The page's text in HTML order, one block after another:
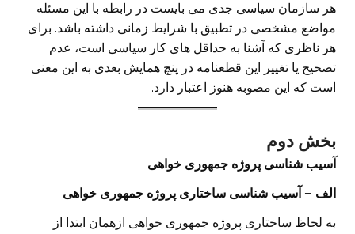
هر سازمان سیاسی جدی می بایست در رابطه با این مسئله
مواضع مشخصی در تطبیق با شرایط زمانی داشته باشد. برای
هر ناظری که آشنا به حداقل های کار سیاسی است، عدم
تصحیح یا تغییر این قطعنامه در پنچ همایش بعدی به این معنی
است که این مصوبه هنوز اعتبار دارد.
بخش دوم
آسیب شناسی پروژه جمهوری خواهی
الف – آسیب شناسی ساختاری پروژه جمهوری خواهی
به لحاظ ساختاری پروژه جمهوری خواهی ازهمان ابتدا از